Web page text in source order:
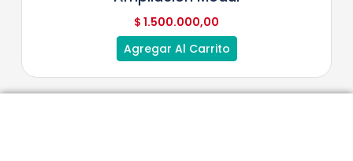
$ 1.500.000,00
Agregar Al Carrito